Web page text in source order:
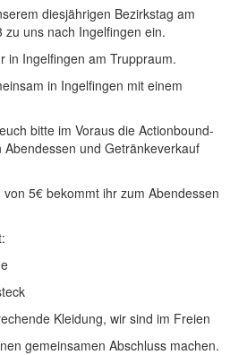
diesjährigen Bezirkstag am
uns nach Ingelfingen ein.
in Ingelfingen am Truppraum.
in Ingelfingen mit einem
bitte im Voraus die Actionbound-
und Getränkeverkauf
5€ bekommt ihr zum Abendessen
Kleidung, wir sind im Freien
gemeinsamen Abschluss machen.